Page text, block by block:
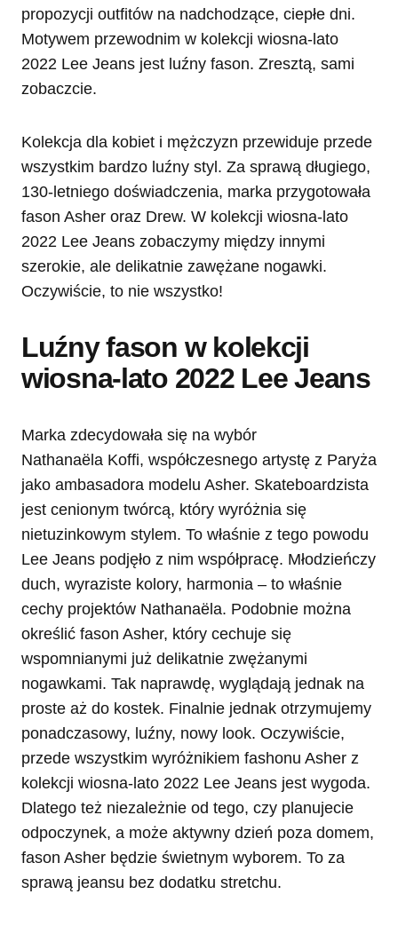
propozycji outfitów na nadchodzące, ciepłe dni.
Motywem przewodnim w kolekcji wiosna-lato
2022 Lee Jeans jest luźny fason. Zresztą, sami
zobaczcie.
Kolekcja dla kobiet i mężczyzn przewiduje przede
wszystkim bardzo luźny styl. Za sprawą długiego,
130-letniego doświadczenia, marka przygotowała
fason Asher oraz Drew. W kolekcji wiosna-lato
2022 Lee Jeans zobaczymy między innymi
szerokie, ale delikatnie zawężane nogawki.
Oczywiście, to nie wszystko!
Luźny fason w kolekcji
wiosna-lato 2022 Lee Jeans
Marka zdecydowała się na wybór
Nathanaëla Koffi, współczesnego artystę z Paryża
jako ambasadora modelu Asher. Skateboardzista
jest cenionym twórcą, który wyróżnia się
nietuzinkowym stylem. To właśnie z tego powodu
Lee Jeans podjęło z nim współpracę. Młodzieńczy
duch, wyraziste kolory, harmonia – to właśnie
cechy projektów Nathanaëla. Podobnie można
określić fason Asher, który cechuje się
wspomnianymi już delikatnie zwężanymi
nogawkami. Tak naprawdę, wyglądają jednak na
proste aż do kostek. Finalnie jednak otrzymujemy
ponadczasowy, luźny, nowy look. Oczywiście,
przede wszystkim wyróżnikiem fashonu Asher z
kolekcji wiosna-lato 2022 Lee Jeans jest wygoda.
Dlatego też niezależnie od tego, czy planujecie
odpoczynek, a może aktywny dzień poza domem,
fason Asher będzie świetnym wyborem. To za
sprawą jeansu bez dodatku stretchu.